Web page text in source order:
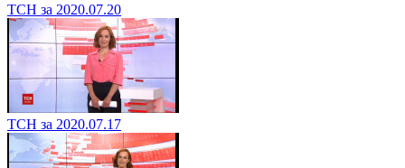
ТСН за 2020.07.20
ТСН за 2020.07.17